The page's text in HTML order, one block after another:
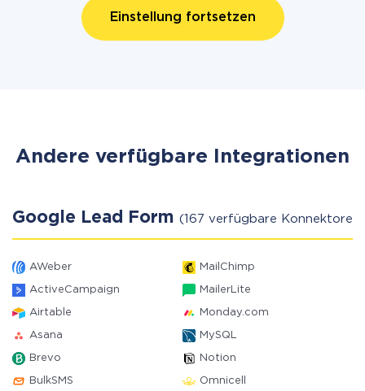
Einstellung fortsetzen
Andere verfügbare Integrationen
Google Lead Form (167 verfügbare Konnektoren)
AWeber MailChimp
ActiveCampaign MailerLite
Airtable Monday.com
Asana MySQL
Brevo Notion
BulkSMS Omnicell